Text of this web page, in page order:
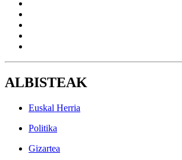
ALBISTEAK
Euskal Herria
Politika
Gizartea